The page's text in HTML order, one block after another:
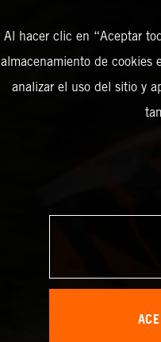
Al hacer clic en “Aceptar
almacenamiento de cookies
analizar el uso del sitio y